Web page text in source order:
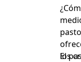
los
El